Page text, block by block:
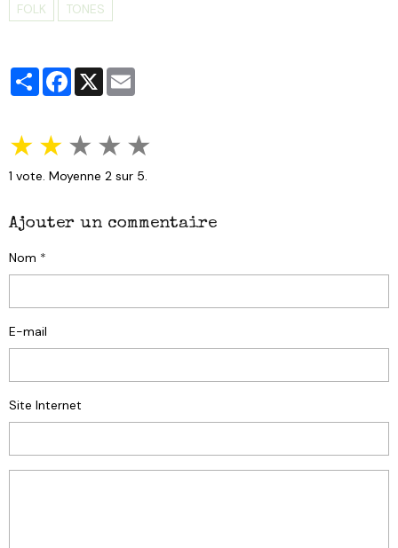
FOLK
TONES
PartagerFacebook
X
★★★ ★ ★
1 vote. Moyenne 2 sur 5.
Ajouter un commentaire
Nom
E-mail
Site Internet